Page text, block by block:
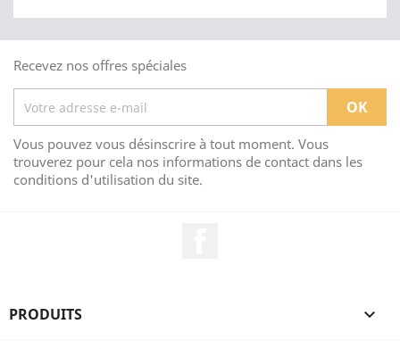
Recevez nos offres spéciales
Vous pouvez vous désinscrire à tout moment. Vous
trouverez pour cela nos informations de contact dans les
conditions d'utilisation du site.
PRODUITS 